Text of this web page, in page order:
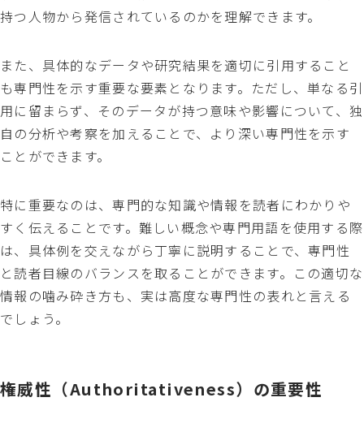
持つ人物から発信されているのかを理解できます。
また、具体的なデータや研究結果を適切に引用すること
も専門性を示す重要な要素となります。ただし、単なる引
用に留まらず、そのデータが持つ意味や影響について、独
自の分析や考察を加えることで、より深い専門性を示す
ことができます。
特に重要なのは、専門的な知識や情報を読者にわかりや
すく伝えることです。難しい概念や専門用語を使用する際
は、具体例を交えながら丁寧に説明することで、専門性
と読者目線のバランスを取ることができます。この適切な
情報の噛み砕き方も、実は高度な専門性の表れと言える
でしょう。
権威性（Authoritativeness）の重要性